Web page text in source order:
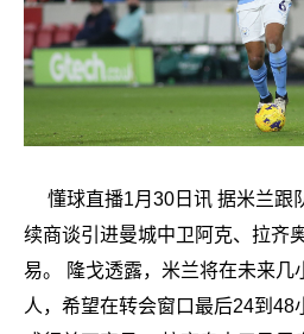
懂球直播1月30日讯 据米兰跟
续商谈引进曼城中卫阿克、拉齐
易。 隆戈透露，米兰将在未来几
人，希望在转会窗口最后24到48